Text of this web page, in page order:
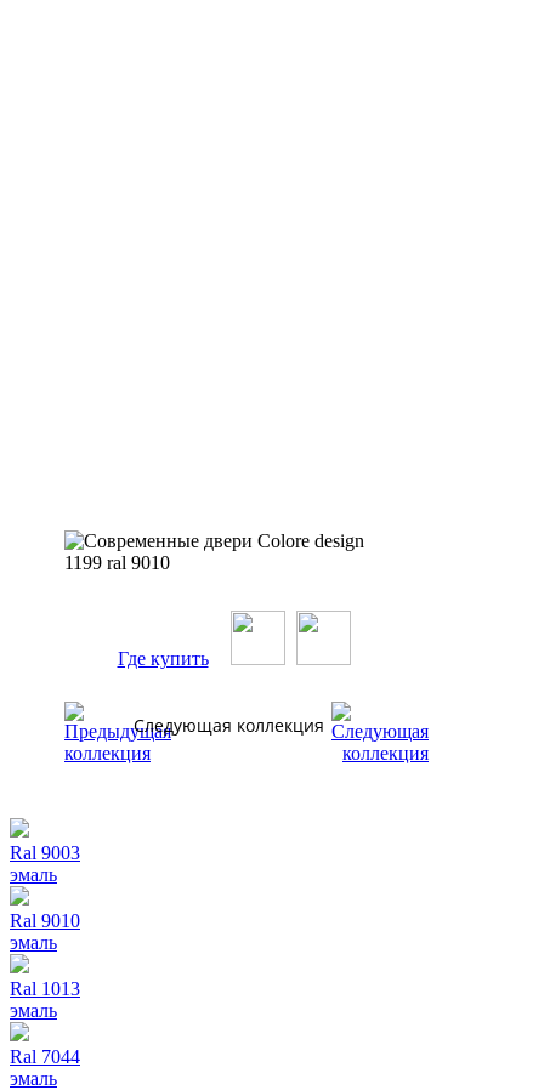
Где купить
Следующая коллекция
Ral 9003
эмаль
Ral 9010
эмаль
Ral 1013
эмаль
Ral 7044
эмаль